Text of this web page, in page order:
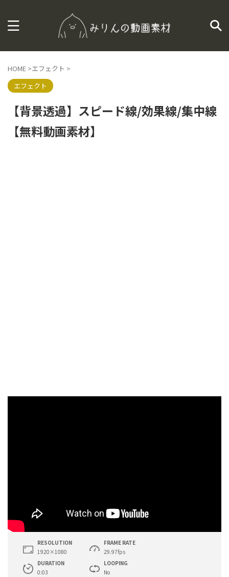
HOME >エフェクト >
エフェクト
【背景透過】スピード線/効果線/集中線
【無料動画素材】
RESOLUTION
1920×1080
FRAME RATE
29.97fps
DURATION
0:03
LOOPING
No